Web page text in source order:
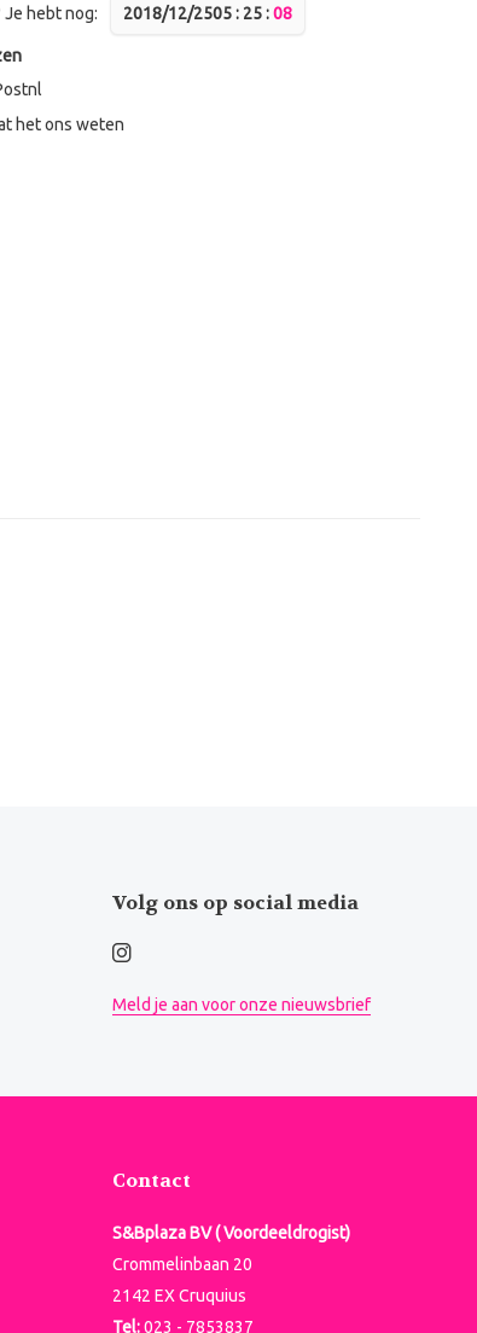
Je hebt nog: 2018/12/2505: 25:08
het ons weten
Volg ons op social media
Meld je aan voor onze nieuwsbrief
Contact
S&Bplaza BV ( Voordeeldrogist)
Crommelinbaan 20
2142 EX Cruquius
Tel:023 - 7853837